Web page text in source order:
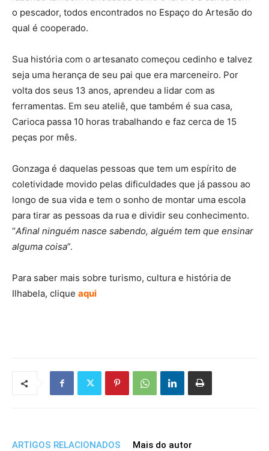
o pescador, todos encontrados no Espaço do Artesão do
qual é cooperado.
Sua história com o artesanato começou cedinho e talvez
seja uma herança de seu pai que era marceneiro. Por
volta dos seus 13 anos, aprendeu a lidar com as
ferramentas. Em seu ateliê, que também é sua casa,
Carioca passa 10 horas trabalhando e faz cerca de 15
peças por mês.
Gonzaga é daquelas pessoas que tem um espírito de
coletividade movido pelas dificuldades que já passou ao
longo de sua vida e tem o sonho de montar uma escola
para tirar as pessoas da rua e dividir seu conhecimento.
“Afinal ninguém nasce sabendo, alguém tem que ensinar
alguma coisa”.
Para saber mais sobre turismo, cultura e história de
Ilhabela, clique aqui
ARTIGOS RELACIONADOS Mais do autor